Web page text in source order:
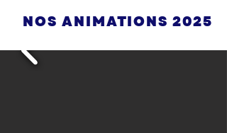
NOS ANIMATIONS 2025